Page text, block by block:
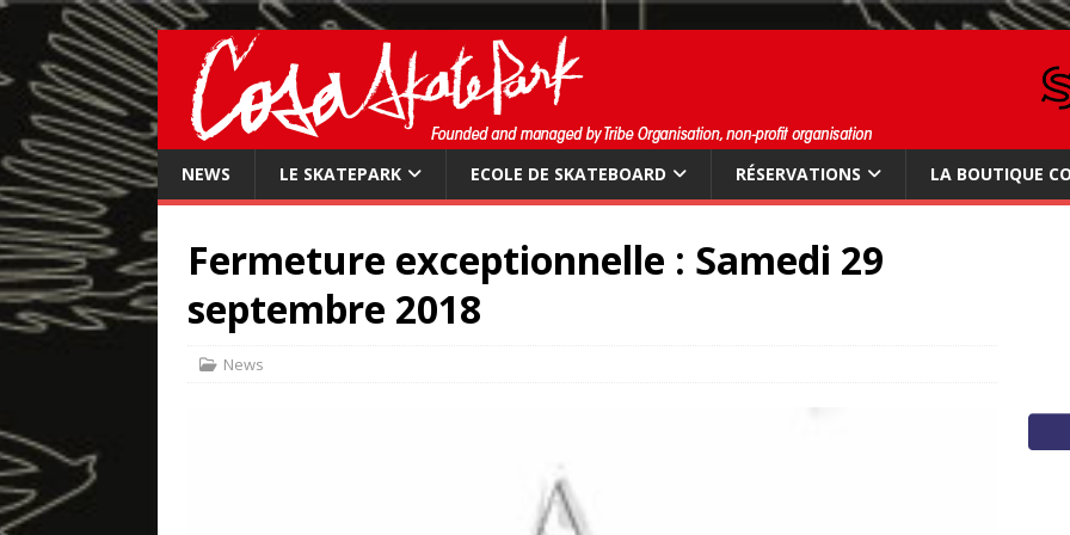
NEWS LE SKATEPARK ECOLE DE SKATEBOARD RÉSERVATIONS LA BOUTIQUE
Fermeture exceptionnelle : Samedi 29
septembre 2018
News